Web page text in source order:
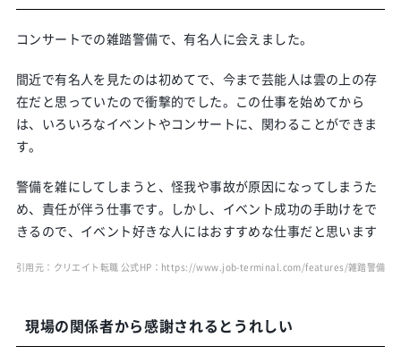
コンサートでの雑踏警備で、有名人に会えました。
間近で有名人を見たのは初めてで、今まで芸能人は雲の上の存
在だと思っていたので衝撃的でした。この仕事を始めてから
は、いろいろなイベントやコンサートに、関わることができま
す。
警備を雑にしてしまうと、怪我や事故が原因になってしまうた
め、責任が伴う仕事です。しかし、イベント成功の手助けをで
きるので、イベント好きな人にはおすすめな仕事だと思います
引用元：クリエイト転職 公式HP： https://www.job-terminal.com/features/雑踏警備/
現場の関係者から感謝されるとうれしい